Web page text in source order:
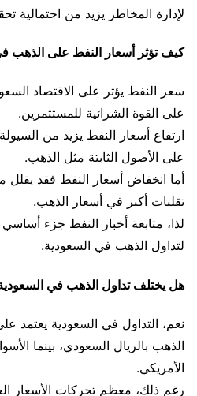
لإدارة المخاطر يزيد من احتمالية
كيف تؤثر أسعار النفط على الذهب
سعر النفط يؤثر على الاقتصاد
على القوة الشرائية للمستثمرين.
ارتفاع أسعار النفط يزيد من
على الأصول الثابتة مثل الذهب.
أما انخفاض أسعار النفط فقد يقلل
تقلبات أكبر في أسعار الذهب.
لذا، متابعة أخبار النفط جزء
لتداول الذهب في السعودية.
هل يختلف تداول الذهب في
نعم، التداول في السعودية يعتمد
الذهب بالريال السعودي، بينما
الأمريكي.
رغم ذلك، معظم تحركات الأسعار